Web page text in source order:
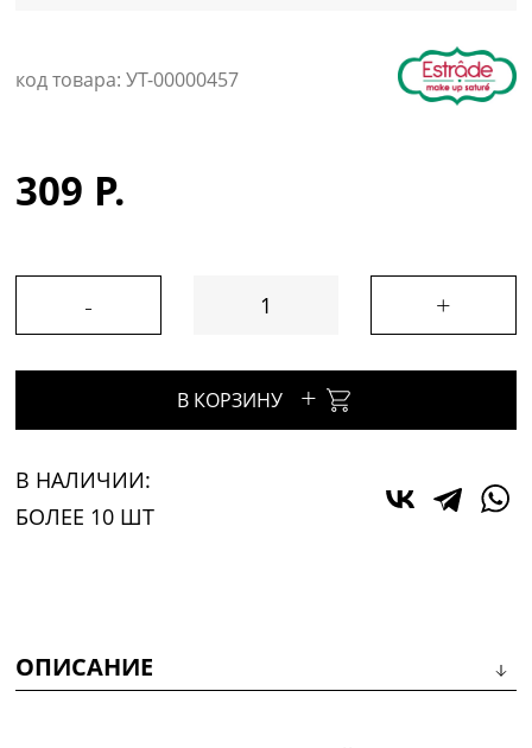
код товара: УТ-00000457
309 Р.
- +
В КОРЗИНУ +
В НАЛИЧИИ:
БОЛЕЕ 10 ШТ
ОПИСАНИЕ